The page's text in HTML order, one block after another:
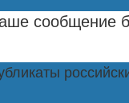
сообщение